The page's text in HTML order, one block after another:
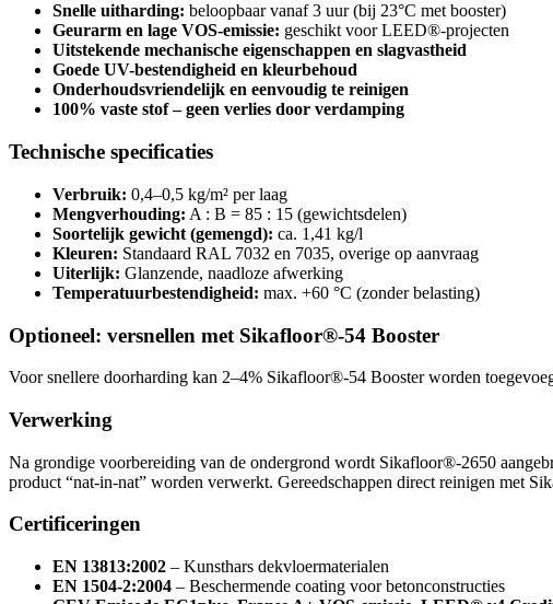
Snelle uitharding: beloopbaar vanaf 3 uur (bij 23°C met booster)
Geurarm en lage VOS-emissie: geschikt voor LEED®-projecten
Uitstekende mechanische eigenschappen en slagvastheid
Goede UV-bestendigheid en kleurbehoud
Onderhoudsvriendelijk en eenvoudig te reinigen
100% vaste stof – geen verlies door verdamping
Technische specificaties
Verbruik: 0,4–0,5 kg/m² per laag
Mengverhouding: A : B = 85 : 15 (gewichtsdelen)
Soortelijk gewicht (gemengd): ca. 1,41 kg/l
Kleuren: Standaard RAL 7032 en 7035, overige op aanvraag
Uiterlijk: Glanzende, naadloze afwerking
Temperatuurbestendigheid: max. +60 °C (zonder belasting)
Optioneel: versnellen met Sikafloor®-54 Booster
Voor snellere doorharding kan 2–4% Sikafloor®-54 Booster worden
Verwerking
Na grondige voorbereiding van de ondergrond wordt Sikafloor®-2650
product “nat-in-nat” worden verwerkt. Gereedschappen direct reinigen met
Certificeringen
EN 13813:2002 – Kunsthars dekvloermaterialen
EN 1504-2:2004 – Beschermende coating voor betonconstructies